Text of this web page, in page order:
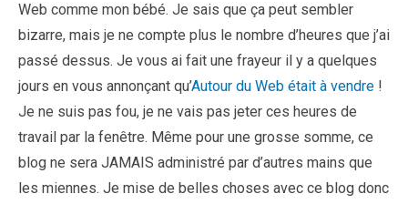
Web comme mon bébé. Je sais que ça peut sembler
bizarre, mais je ne compte plus le nombre d’heures que j’ai
passé dessus. Je vous ai fait une frayeur il y a quelques
jours en vous annonçant qu’Autour du Web était à vendre !
Je ne suis pas fou, je ne vais pas jeter ces heures de
travail par la fenêtre. Même pour une grosse somme, ce
blog ne sera JAMAIS administré par d’autres mains que
les miennes. Je mise de belles choses avec ce blog donc